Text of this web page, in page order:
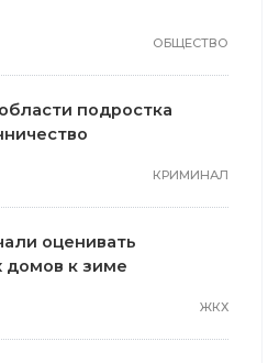
ОБЩЕСТВО
подростка
КРИМИНАЛ
оценивать
домов к зиме
ЖКХ